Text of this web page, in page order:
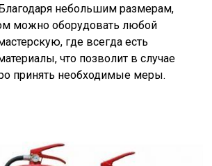
небольшим размерам,
можно оборудовать любой
где всегда есть
что позволит в случае
принять необходимые меры.